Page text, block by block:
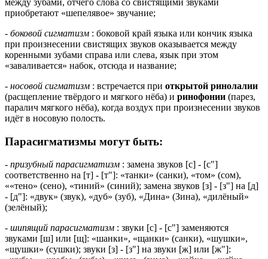
между зубами, отчего слова со свистящими звуками
приобретают «шепелявое» звучание;
- боковой сигматизм : боковой край языка или кончик языка
при произнесении свистящих звуков оказывается между
коренными зубами справа или слева, язык при этом
«заваливается» набок, отсюда и название;
- носовой сигматизм : встречается при открытой ринолалии
(расщепление твёрдого и мягкого нёба) и ринофонии (парез,
паралич мягкого нёба), когда воздух при произнесении звуков
идёт в носовую полость.
Парасигматизмы могут быть:
- призубный парасигматизм : замена звуков [с] - [с"]
соответственно на [т] - [т"]: «танки» (санки), «том» (сом),
««тено» (сено), «тиний» (синий); замена звуков [з] - [з"] на [д]
- [д"]: «двук» (звук), «дуб» (зуб), «Дина» (Зина), «дилёный»
(зелёный);
- шипящий парасигматизм : звуки [с] - [с"] заменяются
звуками [ш] или [щ]: «шанки», «щанки» (санки), «шушки»,
«щушки» (сушки); звуки [з] - [з"] на звуки [ж] или [ж"]: